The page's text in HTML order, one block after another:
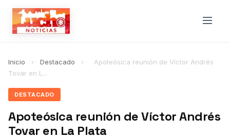
Inicio › Destacado ›
Apoteósica reunión de Víctor Andrés
Tovar en L...
DESTACADO
Apoteósica reunión de Víctor Andrés
Tovar en La Plata